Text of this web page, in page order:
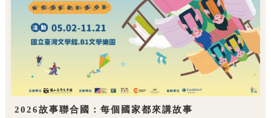
2026故事聯合國：每個國家都來講故事